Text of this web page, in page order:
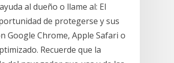
al dueño o llame al: El
de protegerse y sus
Google Chrome, Apple Safari o
Recuerde que la